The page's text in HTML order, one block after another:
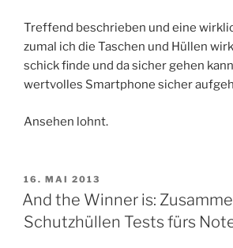
Treffend beschrieben und eine
zumal ich die Taschen und Hüllen
schick finde und da sicher gehen
wertvolles Smartphone sicher
Ansehen lohnt.
VERÖFFENTLICHT
AM
16. MAI 2013
And the Winner is:
Schutzhüllen Tests fürs